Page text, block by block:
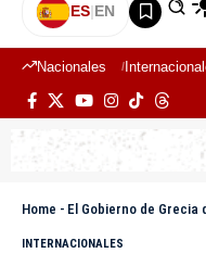
ES|EN
Nacionales
Home - El Gobierno de Grecia
INTERNACIONALES